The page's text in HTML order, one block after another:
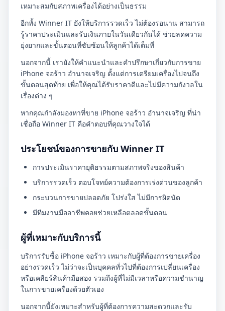
เหมาะสมกับสภาพเครื่องได้อย่างเป็นธรรม
อีกทั้ง Winner IT ยังให้บริการรวดเร็ว ไม่ต้องรอนาน สามารถ
รู้ราคาประเมินและรับเงินภายในวันเดียวกันได้ ช่วยลดความ
ยุ่งยากและขั้นตอนที่ซับซ้อนให้ลูกค้าได้เต็มที่
นอกจากนี้ เรายังให้คำแนะนำและคำปรึกษาเกี่ยวกับการขาย
iPhone จอร้าว อำนาจเจริญ ตั้งแต่การเตรียมเครื่องไปจนถึง
ขั้นตอนสุดท้าย เพื่อให้คุณได้รับราคาดีและไม่มีความกังวลใน
เรื่องต่าง ๆ
หากคุณกำลังมองหาที่ขาย iPhone จอร้าว อำนาจเจริญ ที่น่า
เชื่อถือ Winner IT คือคำตอบที่คุณวางใจได้
ประโยชน์ของการขายกับ Winner IT
การประเมินราคายุติธรรมตามสภาพจริงของสินค้า
บริการรวดเร็ว ตอบโจทย์ความต้องการเร่งด่วนของลูกค้า
กระบวนการขายปลอดภัย โปร่งใส ไม่มีการผิดนัด
มีทีมงานมืออาชีพคอยช่วยเหลือตลอดขั้นตอน
ผู้ที่เหมาะกับบริการนี้
บริการรับซื้อ iPhone จอร้าว เหมาะกับผู้ที่ต้องการขายเครื่อง
อย่างรวดเร็ว ไม่ว่าจะเป็นบุคคลทั่วไปที่ต้องการเปลี่ยนเครื่อง
หรือเคลียร์สินค้ามือสอง รวมถึงผู้ที่ไม่มีเวลาหรือความชำนาญ
ในการขายเครื่องด้วยตัวเอง
นอกจากนี้ยังเหมาะสำหรับผู้ที่ต้องการความสะดวกและรับ